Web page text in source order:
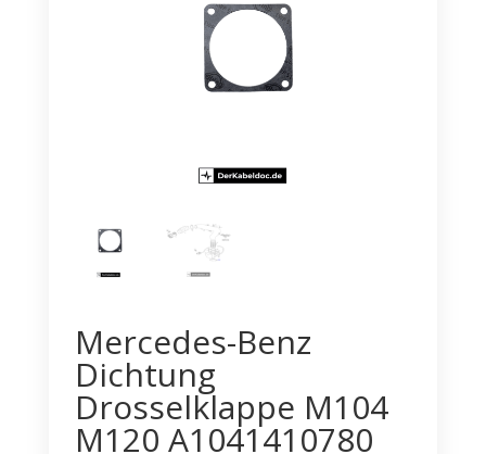
Mercedes-Benz
Dichtung
Drosselklappe M104
M120 A1041410780